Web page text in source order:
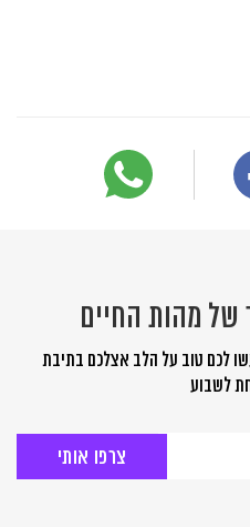
של מהות החיים
לכם טוב על הלב אצלכם בתיבת
לשבוע